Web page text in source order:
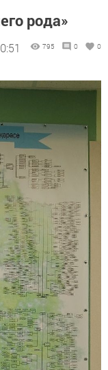
рода»
795 0 0